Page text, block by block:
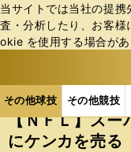
当サイトでは当社の提
査・分析したり、お客
okie を使⽤する場合が
その他球技 その他競技
ス
ポ
ル
その他球技の記
【ＮＦＬ】スー
にケンカを売る